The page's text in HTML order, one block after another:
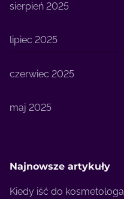
sierpień 2025
lipiec 2025
czerwiec 2025
maj 2025
Najnowsze artykuły
Kiedy iść do kosmetologa